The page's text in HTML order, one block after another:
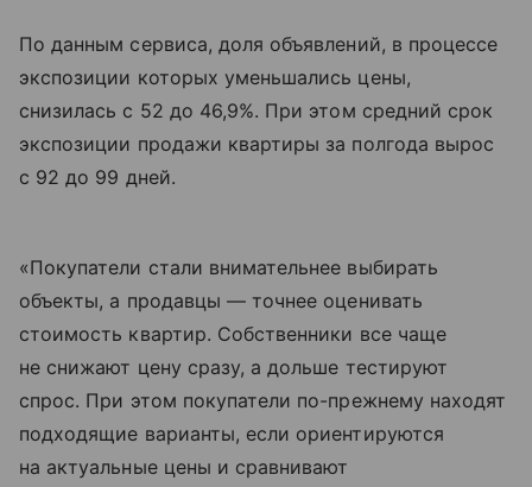
По данным сервиса, доля объявлений, в процессе
экспозиции которых уменьшались цены,
снизилась с 52 до 46,9%. При этом средний срок
экспозиции продажи квартиры за полгода вырос
с 92 до 99 дней.
«Покупатели стали внимательнее выбирать
объекты, а продавцы — точнее оценивать
стоимость квартир. Собственники все чаще
не снижают цену сразу, а дольше тестируют
спрос. При этом покупатели по-прежнему находят
подходящие варианты, если ориентируются
на актуальные цены и сравнивают